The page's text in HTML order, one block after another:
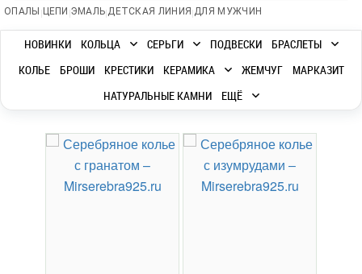
ОПАЛЫ | ЦЕПИ |ЭМАЛЬ|ДЕТСКАЯ ЛИНИЯ |ДЛЯ МУЖЧИН
НОВИНКИ КОЛЬЦА СЕРЬГИ ПОДВЕСКИ
БРАСЛЕТЫ
КОЛЬЕ
БРОШИ КРЕСТИКИ КЕРАМИКА ЖЕМЧУГ
МАРКАЗИТ
НАТУРАЛЬНЫЕ КАМНИ
ЕЩЁ